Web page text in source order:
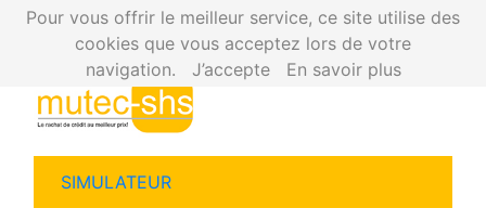
SIMULATEUR
Pour vous offrir le meilleur service, ce site utilise des
cookies que vous acceptez lors de votre
navigation.
J’accepte En savoir plus